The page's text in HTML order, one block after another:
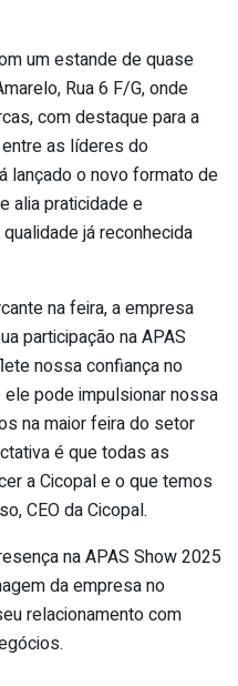
um estande de quase
Rua 6 F/G, onde
com destaque para a
as líderes do
lançado o novo formato de
alia praticidade e
já reconhecida
na feira, a empresa
participação na APAS
nossa confiança no
pode impulsionar nossa
na maior feira do setor
é que todas as
a Cicopal e o que temos
CEO da Cicopal.
na APAS Show 2025
da empresa no
relacionamento com